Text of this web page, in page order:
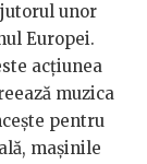
unor
Europei.
acțiunea
muzica
pentru
mașinile